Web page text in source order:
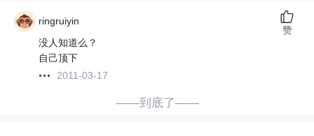
ringruiyin
没人知道么？
自己顶下
2011-03-17
赞
——到底了——